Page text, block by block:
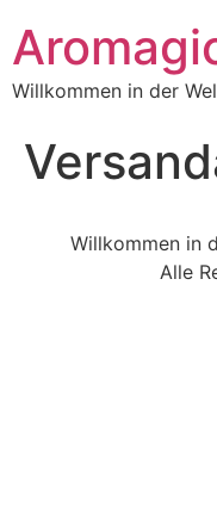
Willkommen in der
Willkommen in
Alle